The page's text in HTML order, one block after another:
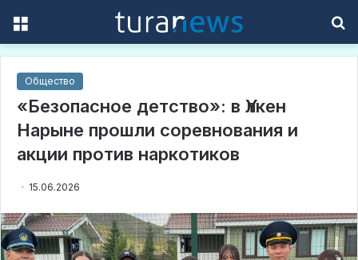
Общество
«Безопасное детство»: в Үлкен
Нарыне прошли соревнования и
акции против наркотиков
15.06.2026